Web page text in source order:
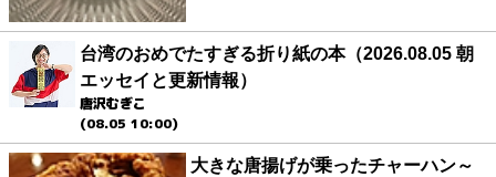
台湾のおめでたすぎる折り紙の本（2026.08.05 朝
エッセイと更新情報）
唐沢むぎこ
(08.05 10:00)
大きな唐揚げが乗ったチャーハン～